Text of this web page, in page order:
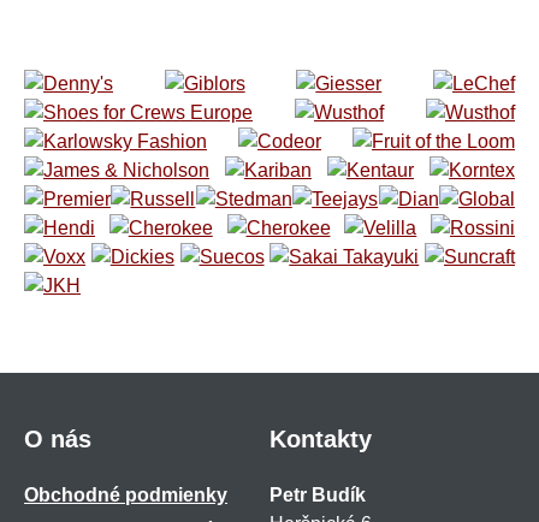
O nás
Obchodné podmienky
Kontakty
Petr Budík